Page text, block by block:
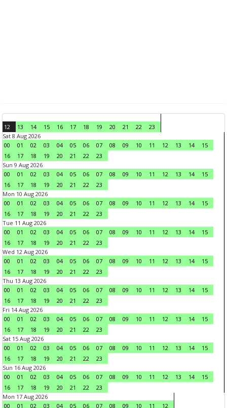
12 13 14 15 16 17 18 19 20 21 22
23
Sat 8 Aug 2026
00
01 02 03 04 05 06 07 08 09 10 11 12 13 14
15
16
17 18 19 20 21 22
23
Sun 9 Aug 2026
00
01 02 03 04 05 06 07 08 09 10 11 12 13 14
15
16
17 18 19 20 21 22
23
Mon 10 Aug 2026
00
01 02 03 04 05 06 07 08 09 10 11 12 13 14
15
16
17 18 19 20 21 22
23
Tue 11 Aug 2026
00
01 02 03 04 05 06 07 08 09 10 11 12 13 14
15
16
17 18 19 20 21 22
23
Wed 12 Aug 2026
00
01 02 03 04 05 06 07 08 09 10 11 12 13 14
15
16
17 18 19 20 21 22
23
Thu 13 Aug 2026
00
01 02 03 04 05 06 07 08 09 10 11 12 13 14
15
16
17 18 19 20 21 22
23
Fri 14 Aug 2026
00
01 02 03 04 05 06 07 08 09 10 11 12 13 14
15
16
17 18 19 20 21 22
23
Sat 15 Aug 2026
00
01 02 03 04 05 06 07 08 09 10 11 12 13 14
15
16
17 18 19 20 21 22
23
Sun 16 Aug 2026
00
01 02 03 04 05 06 07 08 09 10 11 12 13 14
15
16
17 18 19 20 21 22
23
Mon 17 Aug 2026
00
01 02 03 04 05 06 07 08 09 10 11 12